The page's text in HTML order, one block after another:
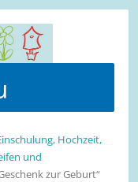
Hochzeit,
und
zur Geburt“